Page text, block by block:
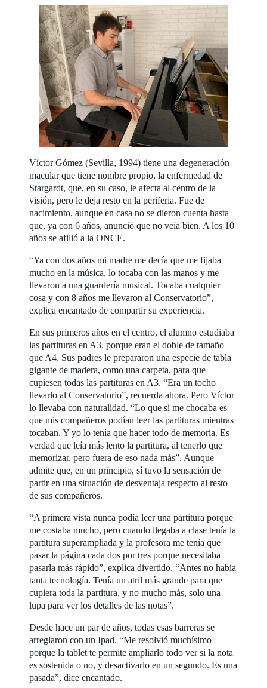
Víctor Gómez (Sevilla, 1994) tiene una degeneración
macular que tiene nombre propio, la enfermedad de
Stargardt, que, en su caso, le afecta al centro de la
visión, pero le deja resto en la periferia. Fue de
nacimiento, aunque en casa no se dieron cuenta hasta
que, ya con 6 años, anunció que no veía bien. A los 10
años se afilió a la ONCE.
“Ya con dos años mi madre me decía que me fijaba
mucho en la música, lo tocaba con las manos y me
llevaron a una guardería musical. Tocaba cualquier
cosa y con 8 años me llevaron al Conservatorio”,
explica encantado de compartir su experiencia.
En sus primeros años en el centro, el alumno estudiaba
las partituras en A3, porque eran el doble de tamaño
que A4. Sus padres le prepararon una especie de tabla
gigante de madera, como una carpeta, para que
cupiesen todas las partituras en A3. “Era un tocho
llevarlo al Conservatorio”, recuerda ahora. Pero Víctor
lo llevaba con naturalidad. “Lo que sí me chocaba es
que mis compañeros podían leer las partituras mientras
tocaban. Y yo lo tenía que hacer todo de memoria. Es
verdad que leía más lento la partitura, al tenerlo que
memorizar, pero fuera de eso nada más”. Aunque
admite que, en un principio, sí tuvo la sensación de
partir en una situación de desventaja respecto al resto
de sus compañeros.
“A primera vista nunca podía leer una partitura porque
me costaba mucho, pero cuando llegaba a clase tenía la
partitura superampliada y la profesora me tenía que
pasar la página cada dos por tres porque necesitaba
pasarla más rápido”, explica divertido. “Antes no había
tanta tecnología. Tenía un atril más grande para que
cupiera toda la partitura, y no mucho más, solo una
lupa para ver los detalles de las notas”.
Desde hace un par de años, todas esas barreras se
arreglaron con un Ipad. “Me resolvió muchísimo
porque la tablet te permite ampliarlo todo ver si la nota
es sostenida o no, y desactivarlo en un segundo. Es una
pasada”, dice encantado.